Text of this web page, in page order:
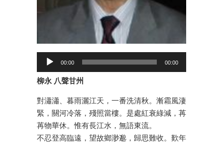
00:00 00:00
柳永 八聲甘州
對瀟瀟、暮雨灑江天，一番洗清秋。漸霜風淒
緊，關河冷落，殘照當樓。是處紅衰綠減，苒
苒物華休。惟有長江水，無語東流。
不忍登高臨遠，望故鄉渺邈，歸思難收。歎年